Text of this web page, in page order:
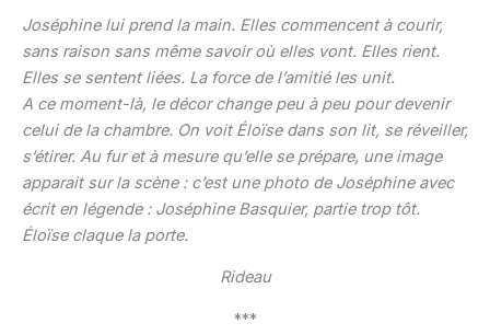
Joséphine lui prend la main. Elles commencent à courir,
sans raison sans même savoir où elles vont. Elles rient.
Elles se sentent liées. La force de l’amitié les unit.
A ce moment-là, le décor change peu à peu pour devenir
celui de la chambre. On voit Éloïse dans son lit, se réveiller,
s’étirer. Au fur et à mesure qu’elle se prépare, une image
apparait sur la scène : c’est une photo de Joséphine avec
écrit en légende : Joséphine Basquier, partie trop tôt.
Éloïse claque la porte.
Rideau
***